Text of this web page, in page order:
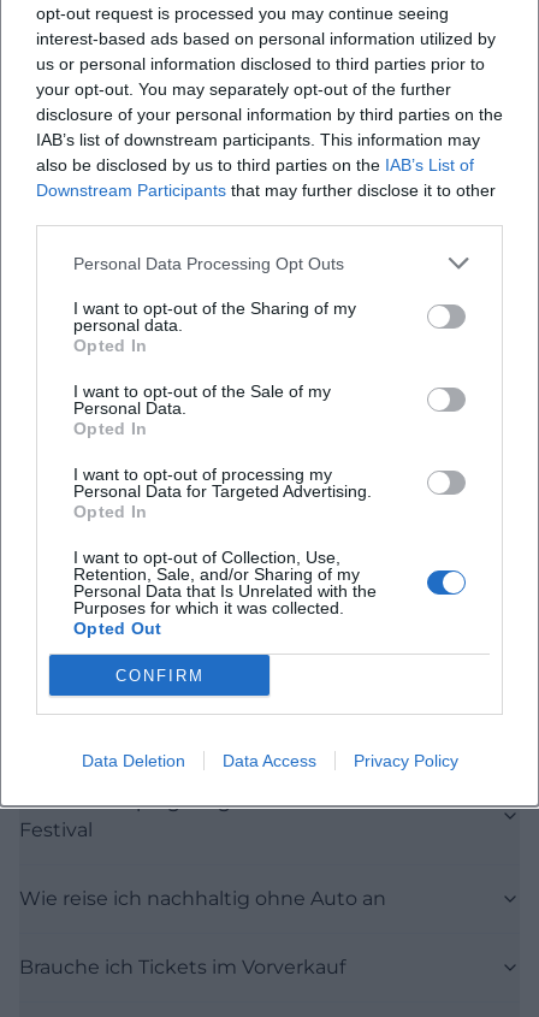
opt-out request is processed you may continue seeing
interest-based ads based on personal information utilized by
us or personal information disclosed to third parties prior to
your opt-out. You may separately opt-out of the further
disclosure of your personal information by third parties on the
IAB’s list of downstream participants. This information may
also be disclosed by us to third parties on the IAB’s List of
Downstream Participants that may further disclose it to other
Personal Data Processing Opt Outs
I want to opt-out of the Sharing of my
personal data.
Opted In
I want to opt-out of the Sale of my
Personal Data.
Opted In
I want to opt-out of processing my
Personal Data for Targeted Advertising.
Opted In
I want to opt-out of Collection, Use,
Retention, Sale, and/or Sharing of my
Personal Data that Is Unrelated with the
Purposes for which it was collected.
Opted Out
CONFIRM
Data Deletion Data Access Privacy Policy
Map unavailable
Open in Google Maps
Häufig gestellte Fragen
Wann findet das Festival statt und wo liegt das
Gelände
Gibt es Camping-Möglichkeiten direkt am
Festival
Wie reise ich nachhaltig ohne Auto an
Brauche ich Tickets im Vorverkauf